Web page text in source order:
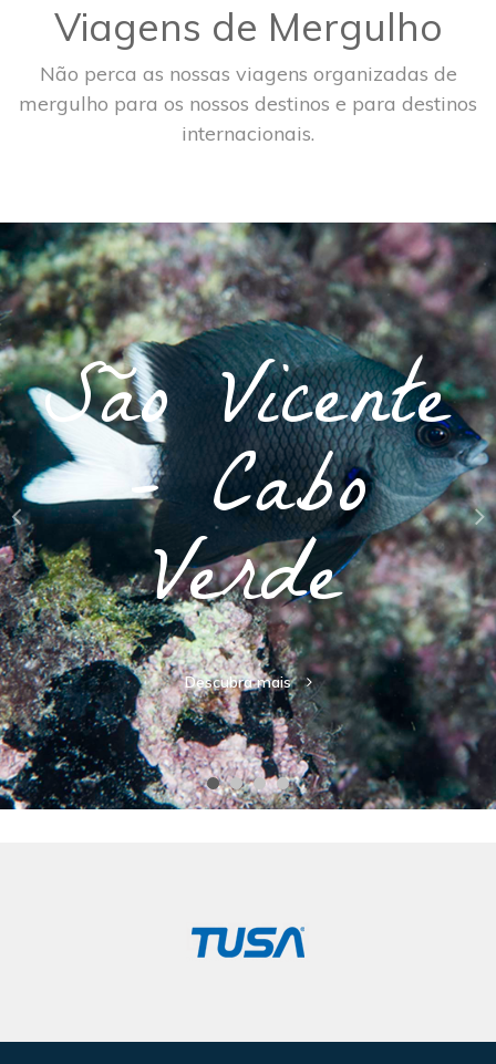
Viagens de Mergulho
Não perca as nossas viagens organizadas de
mergulho para os nossos destinos e para destinos
internacionais.
São Vicente
- Cabo
Verde
Descubra maisLiveaboard
Brothers, Daedalus and
Elphinstone
Trilogia de Ouro
Raja Ampat
Indonésia
biodiversidade marinha do
planeta
1.400
75%
Datas: 12/02/2027 a 23/02/2027